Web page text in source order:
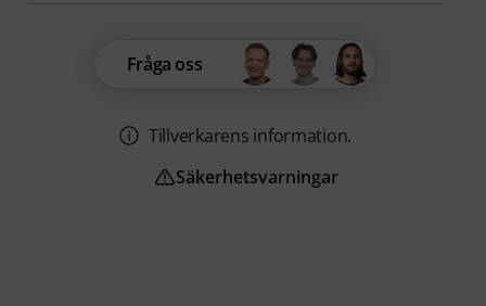
Fråga oss
Tillverkarens information.
Säkerhetsvarningar